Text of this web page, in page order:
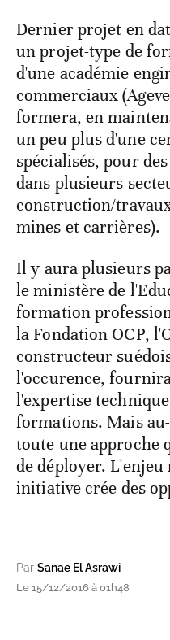
Dernier projet en
un projet-type de
d'une académie
commerciaux
formera, en
un peu plus d'une
spécialisés, pour
dans plusieurs
construction/
mines et carrières).
Il y aura plusieurs
le ministère de
formation
la Fondation OCP,
constructeur
l'occurence,
l'expertise
formations. Mais
toute une approche
de déployer.
initiative crée des
Par Sanae El Asrawi
Le 15/12/2016 à 01h48